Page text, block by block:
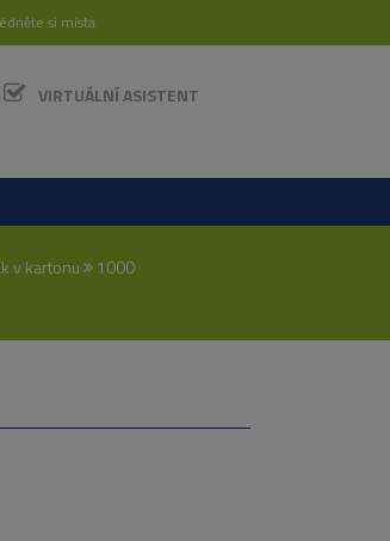
si místa
VIRTUÁLNÍ ASISTENT
v kartonu 1000